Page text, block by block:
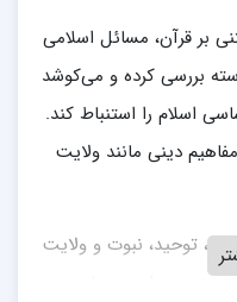
بر قرآن، مسائل اسلامی
بررسی کرده و می‌کوشد
اسلام را استنباط کند.
دینی مانند ولایت
توحید، نبوت و ولایت
متعددی است. چاپ